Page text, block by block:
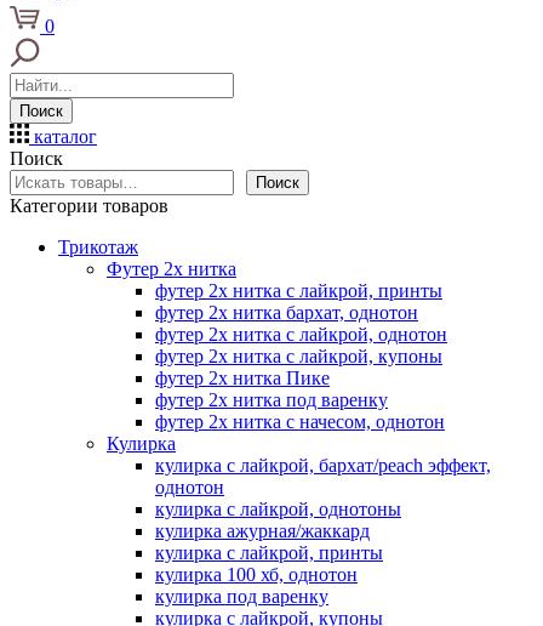
0
Поиск
каталог
Поиск
Поиск
Категории товаров
Трикотаж
Футер 2х нитка
футер 2х нитка с лайкрой, принты
футер 2х нитка бархат, однотон
футер 2х нитка с лайкрой, однотон
футер 2х нитка с лайкрой, купоны
футер 2х нитка Пике
футер 2х нитка под варенку
футер 2х нитка с начесом, однотон
Кулирка
кулирка с лайкрой, бархат/peach эффект,
однотон
кулирка с лайкрой, однотоны
кулирка ажурная/жаккард
кулирка с лайкрой, принты
кулирка 100 хб, однотон
кулирка под варенку
кулирка с лайкрой, купоны